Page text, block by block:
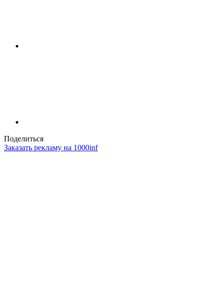
Поделиться
Заказать рекламу на 1000inf